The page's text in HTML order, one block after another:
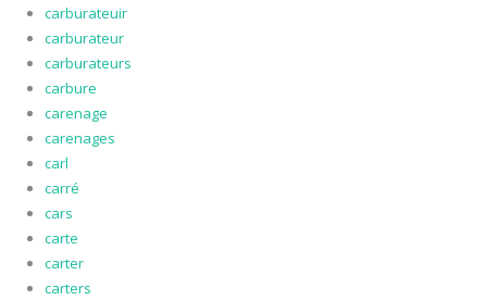
carburateuir
carburateur
carburateurs
carbure
carenage
carenages
carl
carré
cars
carte
carter
carters